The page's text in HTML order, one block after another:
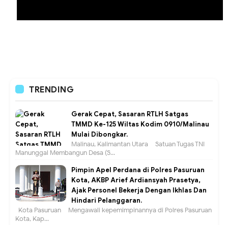
TRENDING
Gerak Cepat, Sasaran RTLH Satgas
TMMD Ke-125 Wiltas Kodim 0910/Malinau
Mulai Dibongkar.
Malinau, Kalimantan Utara – Satuan Tugas TNI
Manunggal Membangun Desa (S...
Pimpin Apel Perdana di Polres Pasuruan
Kota, AKBP Arief Ardiansyah Prasetya,
Ajak Personel Bekerja Dengan Ikhlas Dan
Hindari Pelanggaran.
Kota Pasuruan – Mengawali kepemimpinannya di Polres Pasuruan
Kota, Kap...